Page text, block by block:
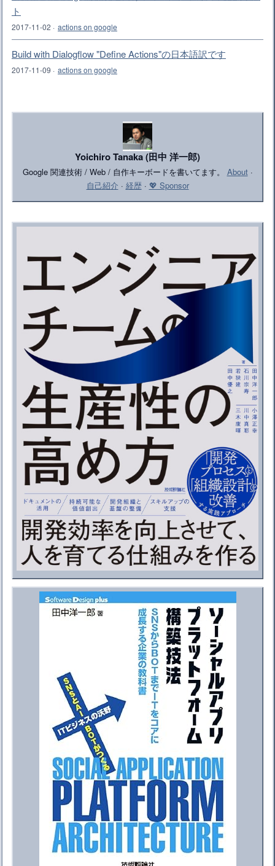
ト
2017-11-02 · actions on google
Build with Dialogflow "Define Actions"の日本語訳です
2017-11-09 · actions on google
Yoichiro Tanaka (田中 洋一郎)
Google 関連技術 / Web / 自作キーボードを書いてます。 About·
自己紹介 · 経歴· 💖 Sponsor